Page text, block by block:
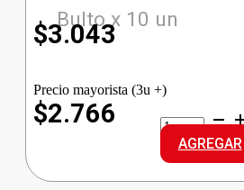
Bulto x 10 un
$3.043
Precio mayorista (3u +)
$2.766
GALLO
ARROZ
ESTUCHE
ORO
cantidad
AGREGAR